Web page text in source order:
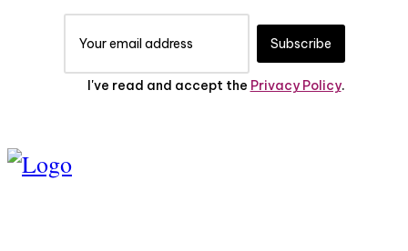
Subscribe
I've read and accept the Privacy Policy.